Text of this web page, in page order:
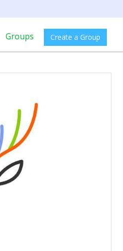
Groups Create a Group